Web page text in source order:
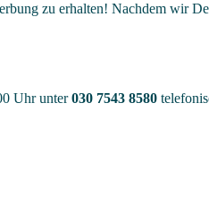
zu erhalten! Nachdem wir
Uhr unter030 7543 8580